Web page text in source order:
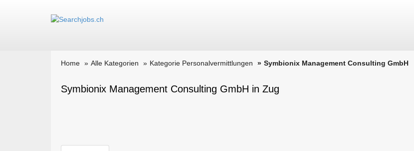
Home Alle Kategorien Kategorie Personalvermittlungen Symbionix Management Consulting GmbH
Symbionix Management Consulting GmbH in Zug